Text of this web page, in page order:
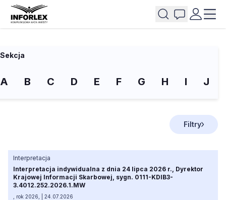
Sekcja
A B C D E F G H I J
Filtry
Interpretacja
Interpretacja indywidualna z dnia 24 lipca 2026 r., Dyrektor
Krajowej Informacji Skarbowej, sygn. 0111-KDIB3-
3.4012.252.2026.1.MW
, rok 2026, | 24.07.2026